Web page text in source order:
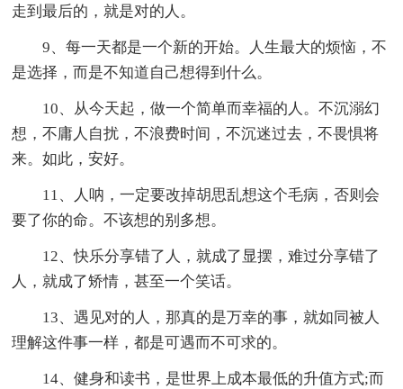
走到最后的，就是对的人。
9、每一天都是一个新的开始。人生最大的烦恼，不
是选择，而是不知道自己想得到什么。
10、从今天起，做一个简单而幸福的人。不沉溺幻
想，不庸人自扰，不浪费时间，不沉迷过去，不畏惧将
来。如此，安好。
11、人呐，一定要改掉胡思乱想这个毛病，否则会
要了你的命。不该想的别多想。
12、快乐分享错了人，就成了显摆，难过分享错了
人，就成了矫情，甚至一个笑话。
13、遇见对的人，那真的是万幸的事，就如同被人
理解这件事一样，都是可遇而不可求的。
14、健身和读书，是世界上成本最低的升值方式;而